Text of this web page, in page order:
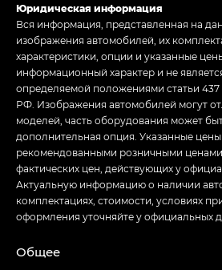
Юридическая информация
Вся информация, представленная на
изображения автомобилей, их
характеристики, опции и указанные
информационный характер и не
определяемой положениями статьи 437
РФ. Изображения автомобилей могут
моделей, часть оборудования может
дополнительная опция. Указанные
рекомендованными розничными ценами
фактических цен, действующих у
Актуальную информацию о наличии
комплектациях, стоимости, условиях
оформления уточняйте у официальных
Общее